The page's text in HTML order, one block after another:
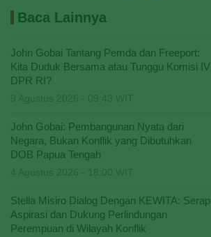
Baca Lainnya
John Gobai Tantang Pemda dan Freeport:
Kita Duduk Bersama atau Tunggu Komisi IV
DPR RI?
John Gobai: Pembangunan Nyata dari
Negara, Bukan Konflik yang Dibutuhkan
DOB Papua Tengah
Stella Misiro Dialog Dengan KEWITA: Serap
Aspirasi dan Dukung Perlindungan
Perempuan di Wilayah Konflik